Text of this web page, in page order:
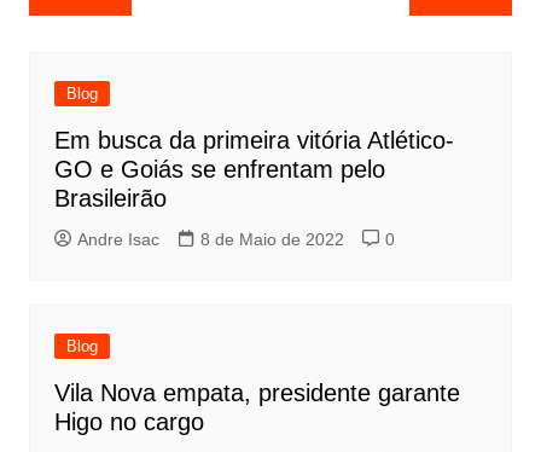
Blog
Em busca da primeira vitória Atlético-
GO e Goiás se enfrentam pelo
Brasileirão
Andre Isac 8 de Maio de 2022 0
Blog
Vila Nova empata, presidente garante
Higo no cargo